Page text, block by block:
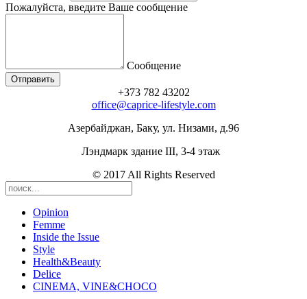
Пожалуйста, введите Ваше сообщение
Сообщение
+373 782 43202
office@caprice-lifestyle.com
Азербайджан, Баку, ул. Низами, д.96
Лэндмарк здание III, 3-4 этаж
© 2017 All Rights Reserved
Opinion
Femme
Inside the Issue
Style
Health&Beauty
Delice
CINEMA, VINE&CHOCO